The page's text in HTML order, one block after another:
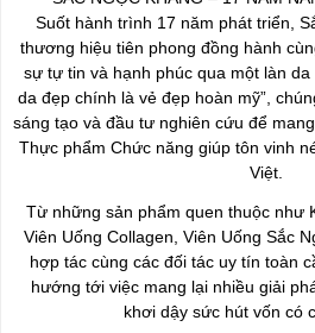
Suốt hành trình 17 năm phát triển,
thương hiệu tiên phong đồng hành
sự tự tin và hạnh phúc qua một làn da
da đẹp chính là vẻ đẹp hoàn mỹ”,
sáng tạo và đầu tư nghiên cứu để
Thực phẩm Chức năng giúp tôn vinh
Việt.
Từ những sản phẩm quen thuộc như
Viên Uống Collagen, Viên Uống Sắc
hợp tác cùng các đối tác uy tín toàn
hướng tới việc mang lại nhiều giải
khơi dậy sức hút vốn có